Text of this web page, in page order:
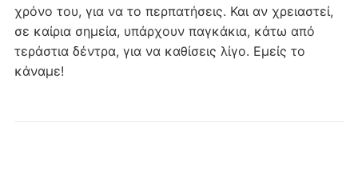
χρόνο του, για να το περπατήσεις. Και αν χρειαστεί,
σε καίρια σημεία, υπάρχουν παγκάκια, κάτω από
τεράστια δέντρα, για να καθίσεις λίγο. Εμείς το
κάναμε!